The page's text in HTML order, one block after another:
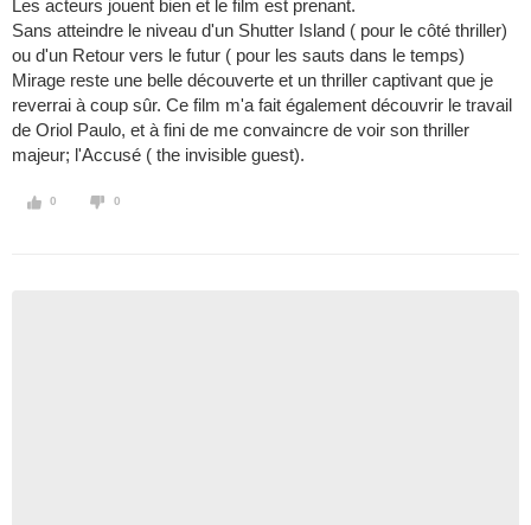
Les acteurs jouent bien et le film est prenant.
Sans atteindre le niveau d'un Shutter Island ( pour le côté thriller)
ou d'un Retour vers le futur ( pour les sauts dans le temps)
Mirage reste une belle découverte et un thriller captivant que je
reverrai à coup sûr. Ce film m'a fait également découvrir le travail
de Oriol Paulo, et à fini de me convaincre de voir son thriller
majeur; l'Accusé ( the invisible guest).
0 0